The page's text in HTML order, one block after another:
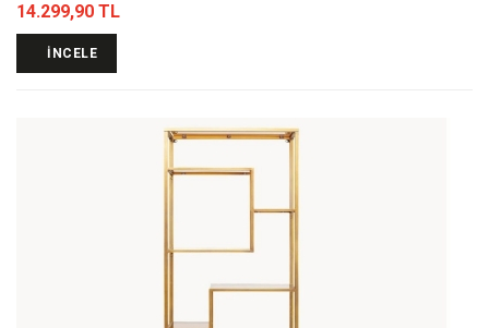
14.299,90 TL
İNCELE